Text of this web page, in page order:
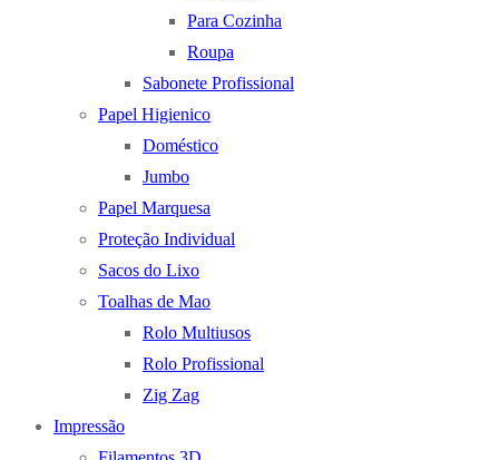
Para Cozinha
Roupa
Sabonete Profissional
Papel Higienico
Doméstico
Jumbo
Papel Marquesa
Proteção Individual
Sacos do Lixo
Toalhas de Mao
Rolo Multiusos
Rolo Profissional
Zig Zag
Impressão